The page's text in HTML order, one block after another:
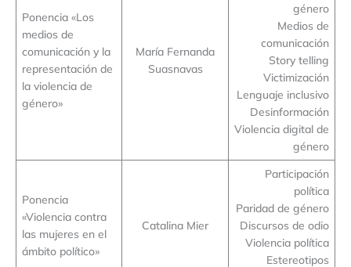
Ponencia «Los
medios de
comunicación y la
representación de
la violencia de
género»
María Fernanda
Suasnavas
género
Medios de
comunicación
Story telling
Victimización
Lenguaje inclusivo
Desinformación
Violencia digital de
género
Ponencia
«Violencia contra
las mujeres en el
ámbito político»
Catalina Mier
Participación
política
Paridad de género
Discursos de odio
Violencia política
Estereotipos